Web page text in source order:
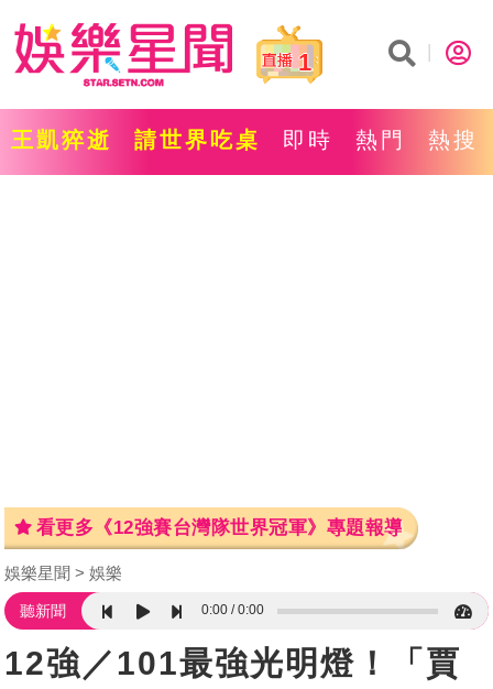
1
王凱猝逝 請世界吃桌 即時 熱門 熱搜
看更多《12強賽台灣隊世界冠軍》專題報導
娛樂星聞 娛樂
聽新聞 0:00 0:00
12強／101最強光明燈！「賈